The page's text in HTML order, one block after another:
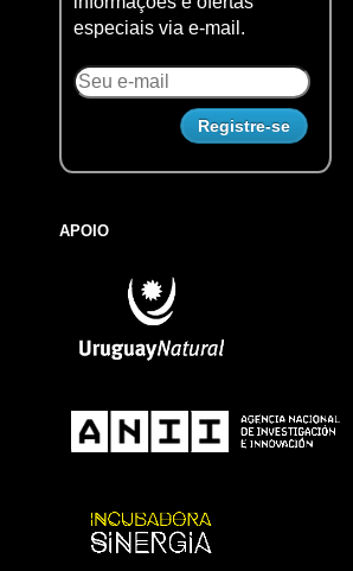
especiais via e-mail.
APOIO